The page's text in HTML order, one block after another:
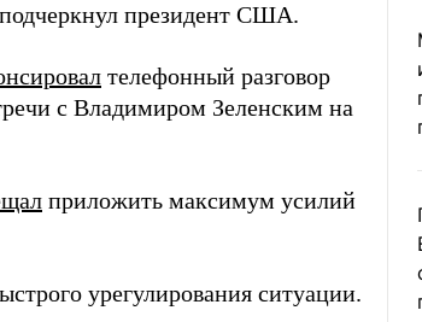
президент США.
телефонный разговор
с Владимиром Зеленским на
приложить максимум усилий
урегулирования ситуации.